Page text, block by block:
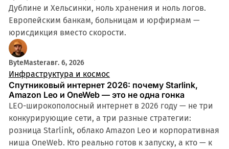
Дублине и Хельсинки, ноль хранения и ноль логов.
Европейским банкам, больницам и юрфирмам —
юрисдикция вместо скорости.
ByteMasterавг. 6, 2026
Инфраструктура и космос
Спутниковый интернет 2026: почему Starlink,
Amazon Leo и OneWeb — это не одна гонка
LEO-широкополосный интернет в 2026 году — не три
конкурирующие сети, а три разные стратегии:
розница Starlink, облако Amazon Leo и корпоративная
ниша OneWeb. Кто реально готов к запуску, а кто — к